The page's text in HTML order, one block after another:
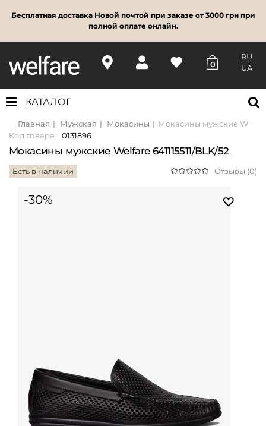
Бесплатная доставка Новой почтой при заказе от 3000 грн при
полной оплате онлайн.
0
RU
UA
КАТАЛОГ
Главная Мужская Мокасины
Мокасины мужские Welfare
Код товара: 0131896
Мокасины мужские Welfare 641115511/BLK/52
Есть в наличии Отзывы (0)
-30%